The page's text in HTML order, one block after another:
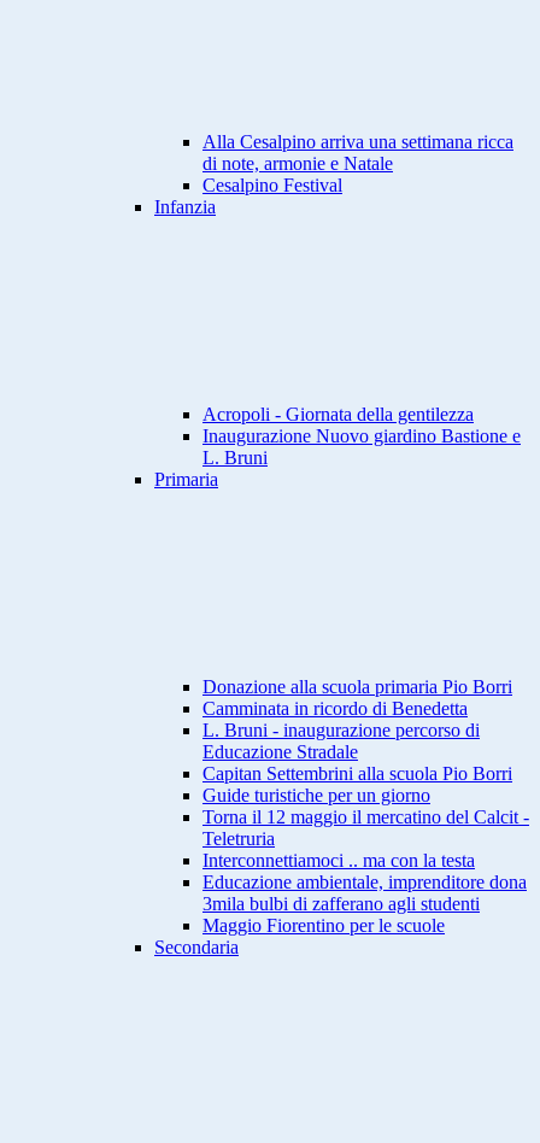
Alla Cesalpino arriva una settimana ricca
di note, armonie e Natale
Cesalpino Festival
Infanzia
Acropoli - Giornata della gentilezza
Inaugurazione Nuovo giardino Bastione e
L. Bruni
Primaria
Donazione alla scuola primaria Pio Borri
Camminata in ricordo di Benedetta
L. Bruni - inaugurazione percorso di
Educazione Stradale
Capitan Settembrini alla scuola Pio Borri
Guide turistiche per un giorno
Torna il 12 maggio il mercatino del Calcit -
Teletruria
Interconnettiamoci .. ma con la testa
Educazione ambientale, imprenditore dona
3mila bulbi di zafferano agli studenti
Maggio Fiorentino per le scuole
Secondaria